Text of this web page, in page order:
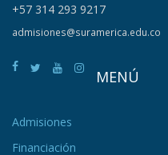
+57 314 293 9217
admisiones@suramerica.edu.co
MENÚ
Admisiones
Financiación